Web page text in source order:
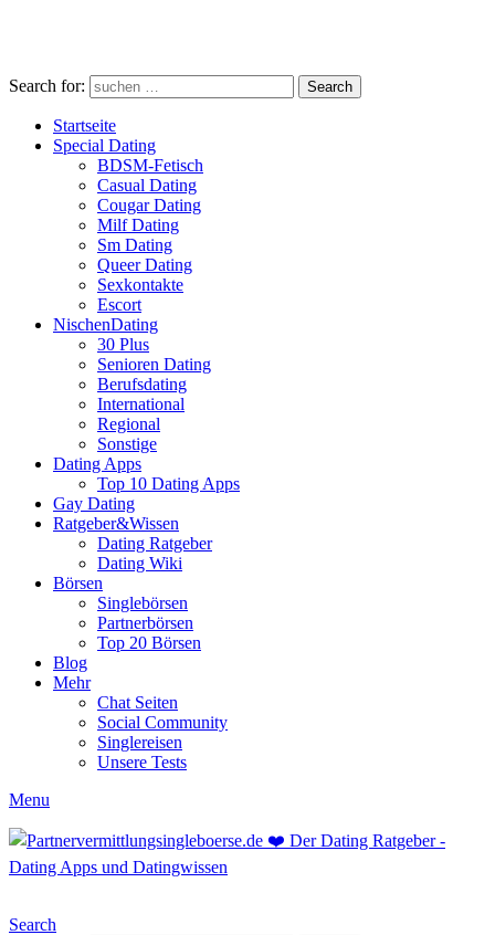
Search for: Search
Startseite
Special Dating
BDSM-Fetisch
Casual Dating
Cougar Dating
Milf Dating
Sm Dating
Queer Dating
Sexkontakte
Escort
NischenDating
30 Plus
Senioren Dating
Berufsdating
International
Regional
Sonstige
Dating Apps
Top 10 Dating Apps
Gay Dating
Ratgeber&Wissen
Dating Ratgeber
Dating Wiki
Börsen
Singlebörsen
Partnerbörsen
Top 20 Börsen
Blog
Mehr
Chat Seiten
Social Community
Singlereisen
Unsere Tests
Menu
Search